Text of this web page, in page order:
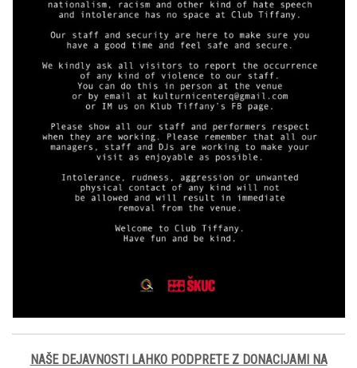
NAŠE DEJAVNOSTI LAHKO PODPRETE Z DONACIJAMI NA